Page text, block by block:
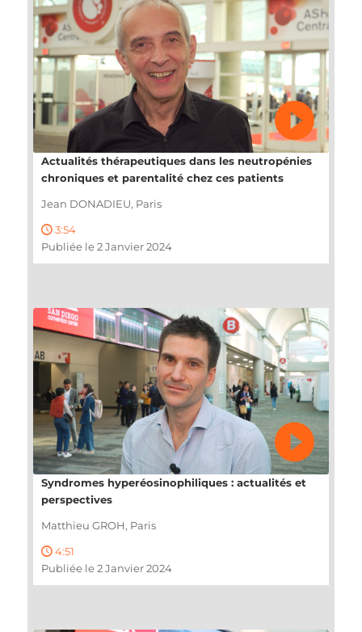
Actualités thérapeutiques dans les neutropénies
chroniques et parentalité chez ces patients
Jean DONADIEU, Paris
3:54
Publiée le 2 Janvier 2024
Syndromes hyperéosinophiliques : actualités et
perspectives
Matthieu GROH, Paris
4:51
Publiée le 2 Janvier 2024